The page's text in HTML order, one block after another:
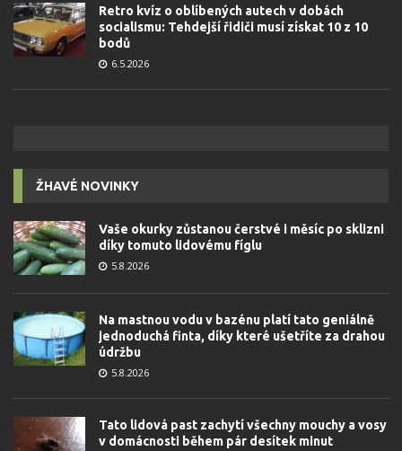
Retro kvíz o oblíbených autech v dobách
socialismu: Tehdejší řidiči musí získat 10 z 10
bodů
6.5.2026
ŽHAVÉ NOVINKY
Vaše okurky zůstanou čerstvé i měsíc po sklizni
díky tomuto lidovému fíglu
5.8.2026
Na mastnou vodu v bazénu platí tato geniálně
jednoduchá finta, díky které ušetříte za drahou
údržbu
5.8.2026
Tato lidová past zachytí všechny mouchy a vosy
v domácnosti během pár desítek minut